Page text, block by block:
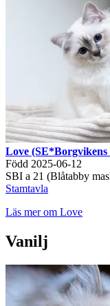
Love
Född 2025-06-12
SBI a 21 (Blåtabby
Stamtavla
Läs mer om Love
Vanilj